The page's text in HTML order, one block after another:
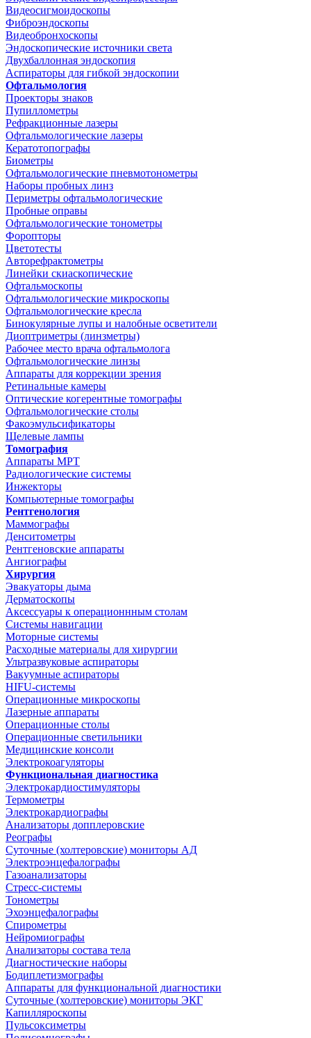
Видеосигмоидоскопы
Фиброэндоскопы
Видеобронхоскопы
Эндоскопические источники света
Двухбаллонная эндоскопия
Аспираторы для гибкой эндоскопии
Офтальмология
Проекторы знаков
Пупиллометры
Рефракционные лазеры
Офтальмологические лазеры
Кератотопографы
Биометры
Офтальмологические пневмотонометры
Наборы пробных линз
Периметры офтальмологические
Пробные оправы
Офтальмологические тонометры
Форопторы
Цветотесты
Авторефрактометры
Линейки скиаскопические
Офтальмоскопы
Офтальмологические микроскопы
Офтальмологические кресла
Бинокулярные лупы и налобные осветители
Диоптриметры (линзметры)
Рабочее место врача офтальмолога
Офтальмологические линзы
Аппараты для коррекции зрения
Ретинальные камеры
Оптические когерентные томографы
Офтальмологические столы
Факоэмульсификаторы
Щелевые лампы
Томография
Аппараты МРТ
Радиологические системы
Инжекторы
Компьютерные томографы
Рентгенология
Маммографы
Денситометры
Рентгеновские аппараты
Ангиографы
Хирургия
Эвакуаторы дыма
Дерматоскопы
Аксессуары к операционнным столам
Системы навигации
Моторные системы
Расходные материалы для хирургии
Ультразвуковые аспираторы
Вакуумные аспираторы
HIFU-системы
Операционные микроскопы
Лазерные аппараты
Операционные столы
Операционные светильники
Медицинские консоли
Электрокоагуляторы
Функциональная диагностика
Электрокардиостимуляторы
Термометры
Электрокардиографы
Анализаторы допплеровские
Реографы
Суточные (холтеровские) мониторы АД
Электроэнцефалографы
Газоанализаторы
Стресс-системы
Тонометры
Эхоэнцефалографы
Спирометры
Нейромиографы
Анализаторы состава тела
Диагностические наборы
Бодиплетизмографы
Аппараты для функциональной диагностики
Суточные (холтеровские) мониторы ЭКГ
Капилляроскопы
Пульсоксиметры